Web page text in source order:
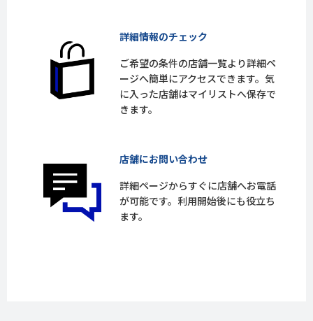
詳細情報のチェック
ご希望の条件の店舗一覧より詳細ペ
ージへ簡単にアクセスできます。気
に入った店舗はマイリストへ保存で
きます。
店舗にお問い合わせ
詳細ページからすぐに店舗へお電話
が可能です。利用開始後にも役立ち
ます。